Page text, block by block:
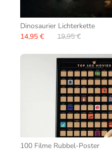
Dinosaurier Lichterkette
14,95 €
19,95 €
100 Filme Rubbel-Poster